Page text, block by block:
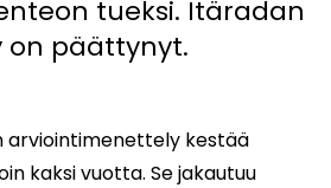
tueksi. Itäradan
on päättynyt.
arviointimenettely kestää
kaksi vuotta. Se jakautuu